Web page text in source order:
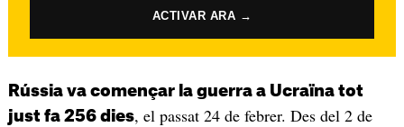
ACTIVAR ARA →
Rússia va començar la guerra a Ucraïna tot
just fa 256 dies, el passat 24 de febrer. Des del 2 de